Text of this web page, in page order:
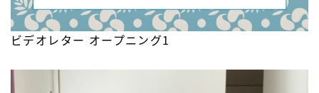
ビデオレター オープニング1